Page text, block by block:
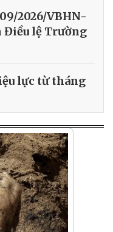
2026/VBHN-
Điều lệ Trường
lực từ tháng